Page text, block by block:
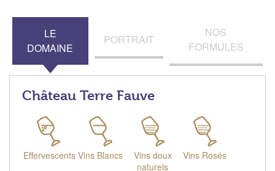
LE
DOMAINE
PORTRAIT
NOS
FORMULES
Château Terre Fauve
Effervescents Vins Blancs
Vins doux
naturels
Vins Rosés